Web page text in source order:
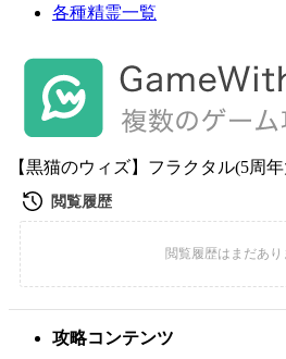
各種精霊一覧
【黒猫のウィズ】フラクタル(5周
攻略コンテンツ